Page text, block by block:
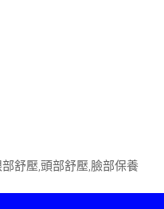
舒壓,頭部舒壓,臉部保養